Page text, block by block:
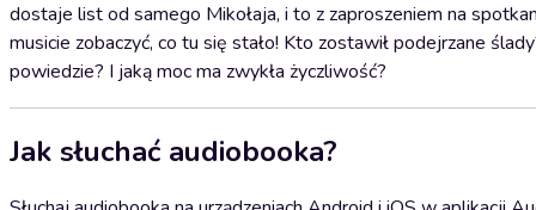
dostaje list od samego Mikołaja, i to z zaproszeniem na
musicie zobaczyć, co tu się stało! Kto zostawił podejrzane
powiedzie? I jaką moc ma zwykła życzliwość?
Jak słuchać audiobooka?